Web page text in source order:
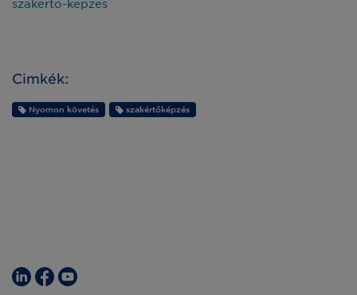
szakerto-kepzes
Cimkék:
Nyomon követés szakértőképzés